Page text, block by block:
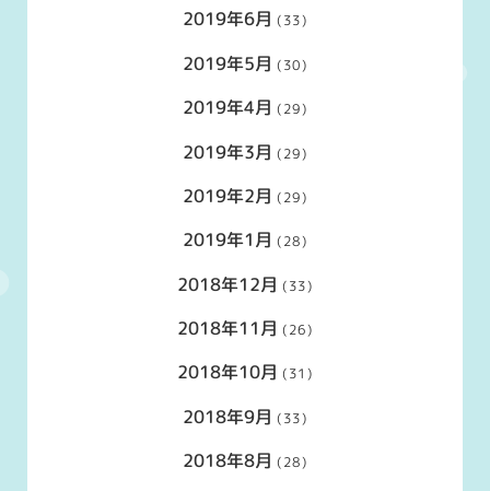
2019年6月 (33)
2019年5月 (30)
2019年4月 (29)
2019年3月 (29)
2019年2月 (29)
2019年1月 (28)
2018年12月 (33)
2018年11月 (26)
2018年10月 (31)
2018年9月 (33)
2018年8月 (28)